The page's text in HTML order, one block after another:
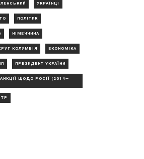
УКРАЇНЦІ
ПОЛІТИК
НІМЕЧЧИНА
КОЛУМБІЯ ЕКОНОМІКА
ПРЕЗИДЕНТ УКРАЇНИ
ЩОДО РОСІЇ (2014—